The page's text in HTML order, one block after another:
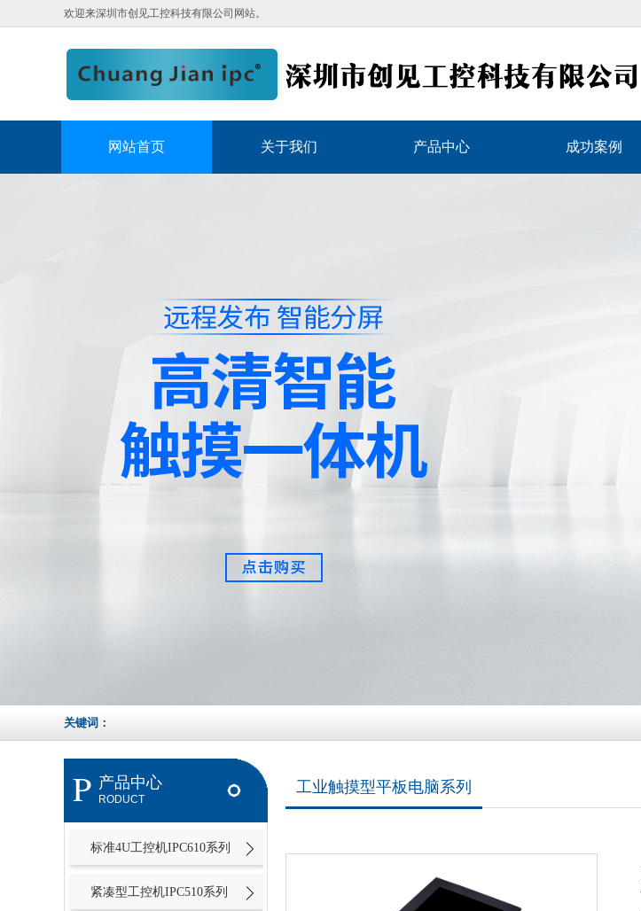
欢迎来深圳市创见工控科技有限公司网站。
网站首页 关于我们 产品中心 成功案例
关键词：
P 产品中心
RODUCT
标准4U工控机IPC610系列
紧凑型工控机IPC510系列
工业触摸型平板电脑系列